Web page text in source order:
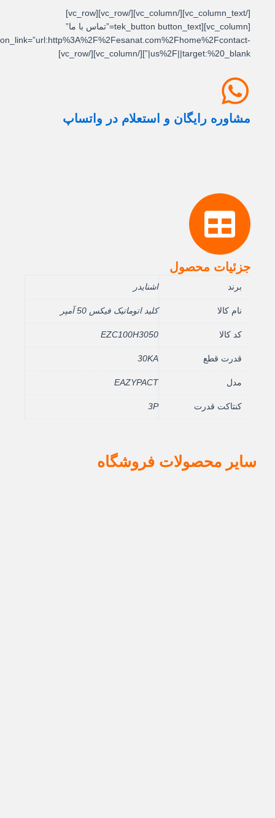
[/vc_column_text][/vc_column][/vc_row][vc_row]
[vc_column][tek_button button_text=”تماس با ما”
button_link=”url:http%3A%2F%2Fesanat.com%2Fhome%2Fcontact-
us%2F||target:%20_blank|”][/vc_column][/vc_row]
مشاوره رایگان و استعلام در واتساپ
جزئیات محصول
اشنایدر
نام کالا کلید اتوماتیک فيکس 50 آمپر
کد کالا EZC100H3050
قدرت قطع 30KA
EAZYPACT
کنتاکت قدرت
سایر محصولات فروشگاه